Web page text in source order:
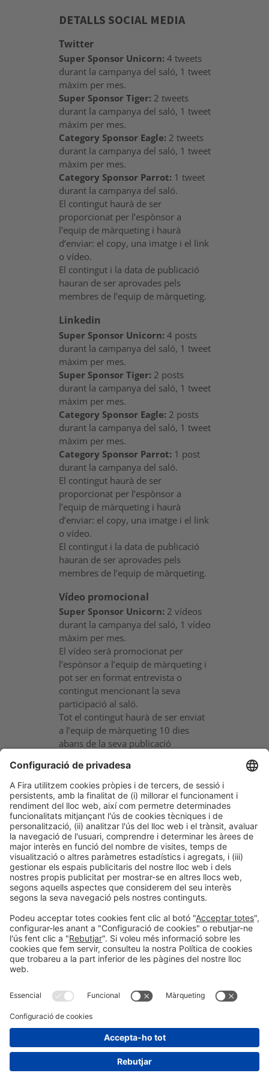
DETALLS SOCIAL MEDIA
Twitter
Super Sponsor Unicorn: 4 tweets
durant la campanya del saló, 1 tweet
màxim per mes.
Super Sponsor Tiger: 2 tweets
durant la campanya del saló, 1 tweet
màxim per mes.
Category Sponsor Eagle: 2 tweets
durant la campanya del saló, 1 tweet
màxim per mes.
Category Sponsor Parrot: 1 tweet
durant la campanya del saló.
El contingut haurà de ser
proporcionat per l’espònsor a
l’equip de màrqueting i haurà
d’enviar: el copy, una imatge i el link
o vídeo.
El contingut i la data de publicació
hauran de ser aprovades pels
membres de l’equip de màrqueting.
Linkedin
Super Sponsor Unicorn: 4 posts
durant la campanya del saló, 1 tweet
màxim per mes.
Super Sponsor Tiger: 2 posts
durant la campanya del saló, 1 tweet
màxim per mes.
Category Sponsor Eagle: 2 posts
durant la campanya del saló, 1 tweet
màxim per mes.
Category Sponsor Parrot: 1 post
durant la campanya del saló.
El contingut haurà de ser
proporcionat per l’espònsor a
l’equip de màrqueting i haurà
d’enviar: el copy, una imatge i el link
o vídeo.
El contingut i la data de publicació
hauran de ser aprovades pels
membres de l’equip de màrqueting.
Vídeo promocional
Super Sponsor Unicorn: 2 vídeos
durant la campanya del saló, 1 vídeo
màxim per mes.
El vídeo serà promocionat per
l’espònsor a l’equip de màrqueting i
pot ser en format entrevista o
contingut mencionant la seva
participació al saló.
Tot el contingut haurà de ser enviat
a l’equip de màrqueting 10 dies
abans de la seva publicació
El contingut haurà de ser aprovat
per l’equip de màrqueting.
Informació generalAvís legalPolítica de privacitat
Política de cookies
#PISCINABARCELONA
© 2024 Fira de Barcelona
Instagram?